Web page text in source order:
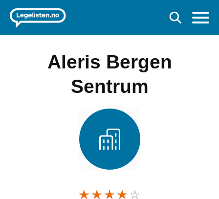
Aleris Bergen
Sentrum